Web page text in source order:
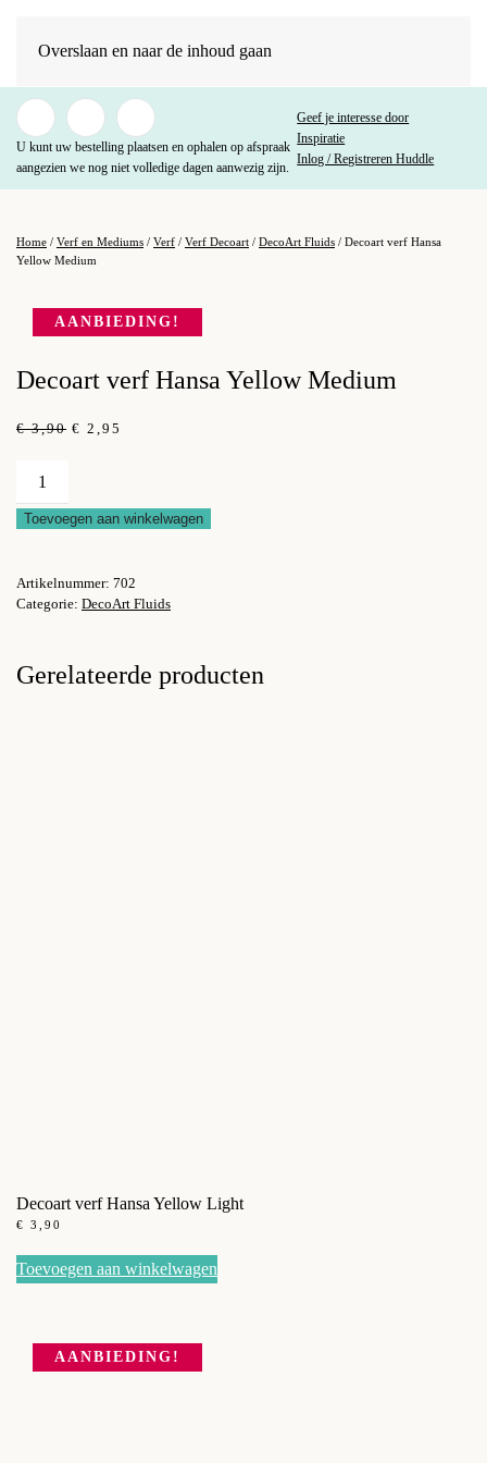
Overslaan en naar de inhoud gaan
U kunt uw bestelling plaatsen en ophalen op afspraak
aangezien we nog niet volledige dagen aanwezig zijn.
Geef je interesse door
Inspiratie
Inlog / Registreren Huddle
Home / Verf en Mediums / Verf / Verf Decoart / DecoArt Fluids / Decoart verf Hansa
Yellow Medium
AANBIEDING!
Decoart verf Hansa Yellow Medium
€3,90 OORSPRONKELIJKE
€ 2,95
Decoart
verf
Hansa
Medium
aantal
Toevoegen aan winkelwagen
Artikelnummer: 702
Categorie: DecoArt Fluids
Gerelateerde producten
Decoart verf Hansa Yellow Light
€ 3,90
Toevoegen aan winkelwagen
AANBIEDING!